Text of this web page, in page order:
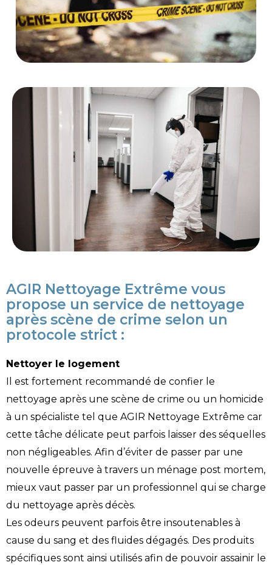
AGIR Nettoyage Extrême vous
propose un service de nettoyage
après scène de crime selon un
protocole strict :
Nettoyer le logement
Il est fortement recommandé de confier le
nettoyage après une scène de crime ou un homicide
à un spécialiste tel que AGIR Nettoyage Extrême car
cette tâche délicate peut parfois laisser des séquelles
non négligeables. Afin d’éviter de passer par une
nouvelle épreuve à travers un ménage post mortem,
mieux vaut passer par un professionnel qui se charge
du nettoyage après décès.
Les odeurs peuvent parfois être insoutenables à
cause du sang et des fluides dégagés. Des produits
spécifiques sont ainsi utilisés afin de pouvoir assainir le